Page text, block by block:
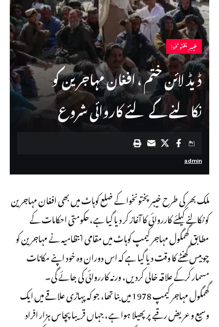
خیبرپختونخوا
ڈیڈ لائن ختم ، افغان مہاجرین کو
نکالنے کے لئے کاروائی شروع
admin
ملک بھر کی طرح خیبر پختونخوا کے ضلع کوہاٹ میں بھی افغان مہاجرین
کو نکالنے کیلئے کارروائی کا آغاز کر دیا گیا ہے،حکومتی احکامات کے
مطابق گھمگول مہاجر کیمپ کوہاٹ میں مقامی انتظامیہ نے مہاجرین کو
چوبیس گھنٹے کا وقت دیا گیا ہے کہ اس دوران وہ خود اپنے مکانات
مسمار کرکے علاقہ خالی کردیں، ورنہ کارروائی کی جائے گی۔
گھمگول مہاجر کیمپ 1978 میں بنا تھا، جو کہ پہاڑی علاقے میں ایک
وسیع و عریض رقبے پر پھیلا ہوا ہے، جہاں قریبا پچاس ہزار افراد